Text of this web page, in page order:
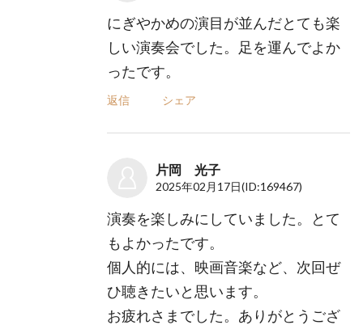
にぎやかめの演目が並んだとても楽
しい演奏会でした。足を運んでよか
ったです。
返信 シェア
片岡 光子
2025年02月17日(ID:169467)
演奏を楽しみにしていました。とて
もよかったです。
個人的には、映画音楽など、次回ぜ
ひ聴きたいと思います。
お疲れさまでした。ありがとうござ